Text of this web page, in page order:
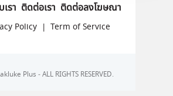
รา ติดต่อเรา ติดต่อลงโฆษณา
Policy | Term of Service
Plus - ALL RIGHTS RESERVED.